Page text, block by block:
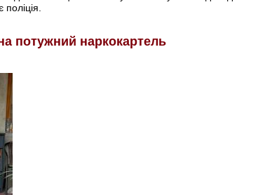
потужний наркокартель